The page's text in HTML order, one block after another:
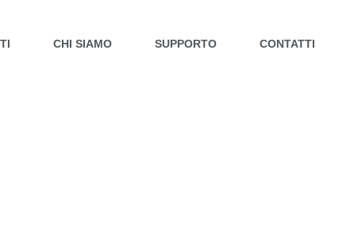
CHI SIAMO SUPPORTO CONTATTI